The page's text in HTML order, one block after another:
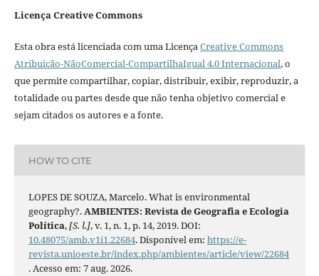
Licença Creative Commons
Esta obra está licenciada com uma LicençaCreative Commons
Atribuição-NãoComercial-CompartilhaIgual 4.0 Internacional, o
que permite compartilhar, copiar, distribuir, exibir, reproduzir, a
totalidade ou partes desde que não tenha objetivo comercial e
sejam citados os autores e a fonte.
HOW TO CITE
LOPES DE SOUZA, Marcelo. What is environmental
geography?.AMBIENTES: Revista de Geografia e Ecologia
Política,[S. l.], v. 1, n. 1, p. 14, 2019. DOI:
10.48075/amb.v1i1.22684. Disponível em: https://e-
revista.unioeste.br/index.php/ambientes/article/view/22684
. Acesso em: 7 aug. 2026.